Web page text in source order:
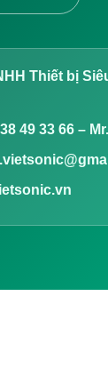
Thiết bị
49 33 66 –